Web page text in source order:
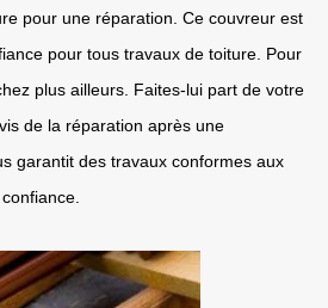
pour une réparation. Ce couvreur est
pour tous travaux de toiture. Pour
plus ailleurs. Faites-lui part de votre
de la réparation après une
garantit des travaux conformes aux